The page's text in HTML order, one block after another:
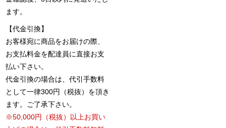
ます。
【代金引換】
お客様宛に商品をお届けの際、
お支払料金を配達員に直接お支
払い下さい。
代金引換の場合は、代引手数料
として一律300円（税抜）を頂き
ます。ご了承下さい。
※50,000円（税抜）以上お買い